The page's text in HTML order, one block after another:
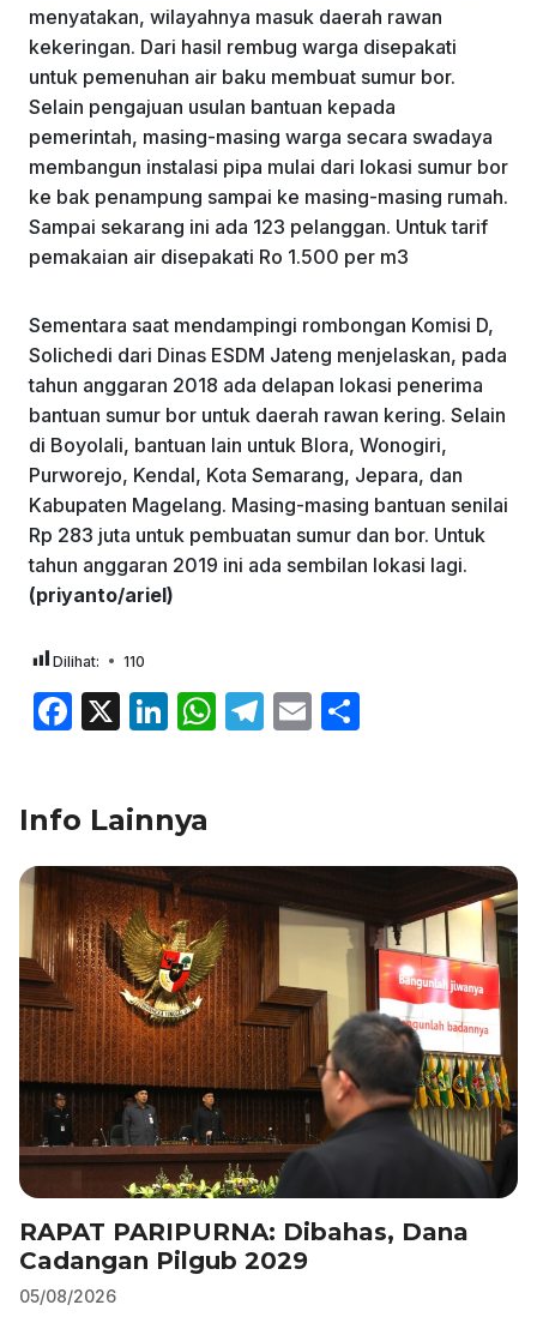
menyatakan, wilayahnya masuk daerah rawan
kekeringan. Dari hasil rembug warga disepakati
untuk pemenuhan air baku membuat sumur bor.
Selain pengajuan usulan bantuan kepada
pemerintah, masing-masing warga secara swadaya
membangun instalasi pipa mulai dari lokasi sumur bor
ke bak penampung sampai ke masing-masing rumah.
Sampai sekarang ini ada 123 pelanggan. Untuk tarif
pemakaian air disepakati Ro 1.500 per m3
Sementara saat mendampingi rombongan Komisi D,
Solichedi dari Dinas ESDM Jateng menjelaskan, pada
tahun anggaran 2018 ada delapan lokasi penerima
bantuan sumur bor untuk daerah rawan kering. Selain
di Boyolali, bantuan lain untuk Blora, Wonogiri,
Purworejo, Kendal, Kota Semarang, Jepara, dan
Kabupaten Magelang. Masing-masing bantuan senilai
Rp 283 juta untuk pembuatan sumur dan bor. Untuk
tahun anggaran 2019 ini ada sembilan lokasi lagi.
(priyanto/ariel)
Dilihat: 110
F
e
b
o
o
k
X
Li
e
dI
n
W
A
p
p
T
a
m
E
Info Lainnya
RAPAT PARIPURNA: Dibahas, Dana
Cadangan Pilgub 2029
05/08/2026